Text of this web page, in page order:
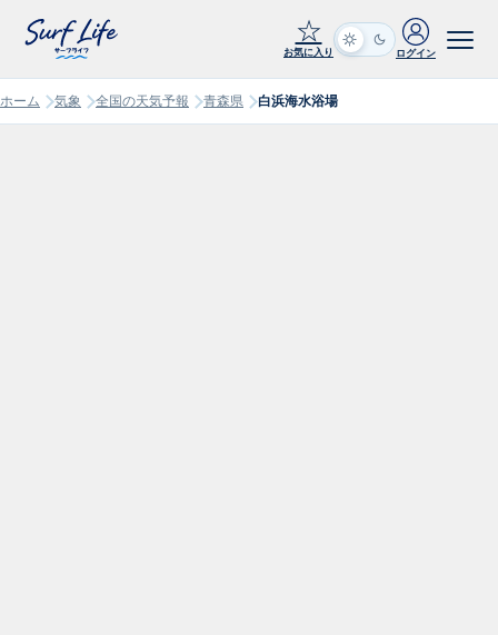
☆
お気に入り ログイン
ホーム 気象 全国の天気予報 青森県 白浜海水浴場